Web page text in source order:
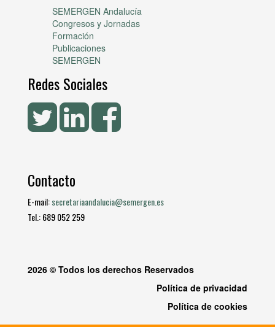
SEMERGEN Andalucía
Congresos y Jornadas
Formación
Publicaciones
SEMERGEN
Redes Sociales
Contacto
E-mail:secretariaandalucia@semergen.es
Tel.: 689 052 259
2026 © Todos los derechos Reservados
Política de privacidad
Política de cookies